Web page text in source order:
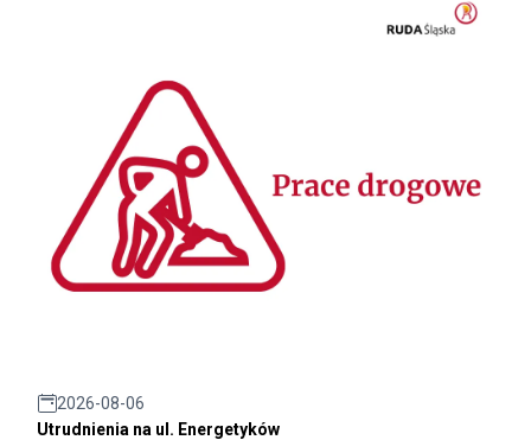
2026-08-06
Utrudnienia na ul. Energetyków